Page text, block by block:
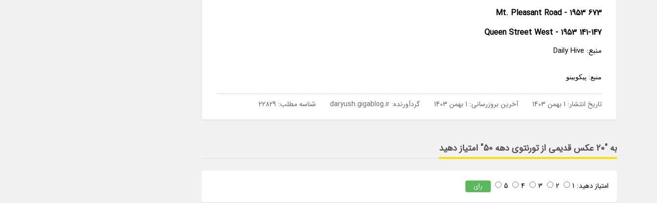
673 Mt. Pleasant Road - 1953
141-147 Queen Street West - 1953
منبع: Daily Hive
منبع: پیکوبینو
تاریخ انتشار: 1 بهمن 1403 آخرین بروزرسانی: 1 بهمن 1403 گردآورنده: daryush.gigablog.ir شناسه مطلب: 22829
به "20 عکس قدیمی از تورنتوی دهه 50" امتیاز دهید
امتیاز دهید: 1
2
3
4
5 رای